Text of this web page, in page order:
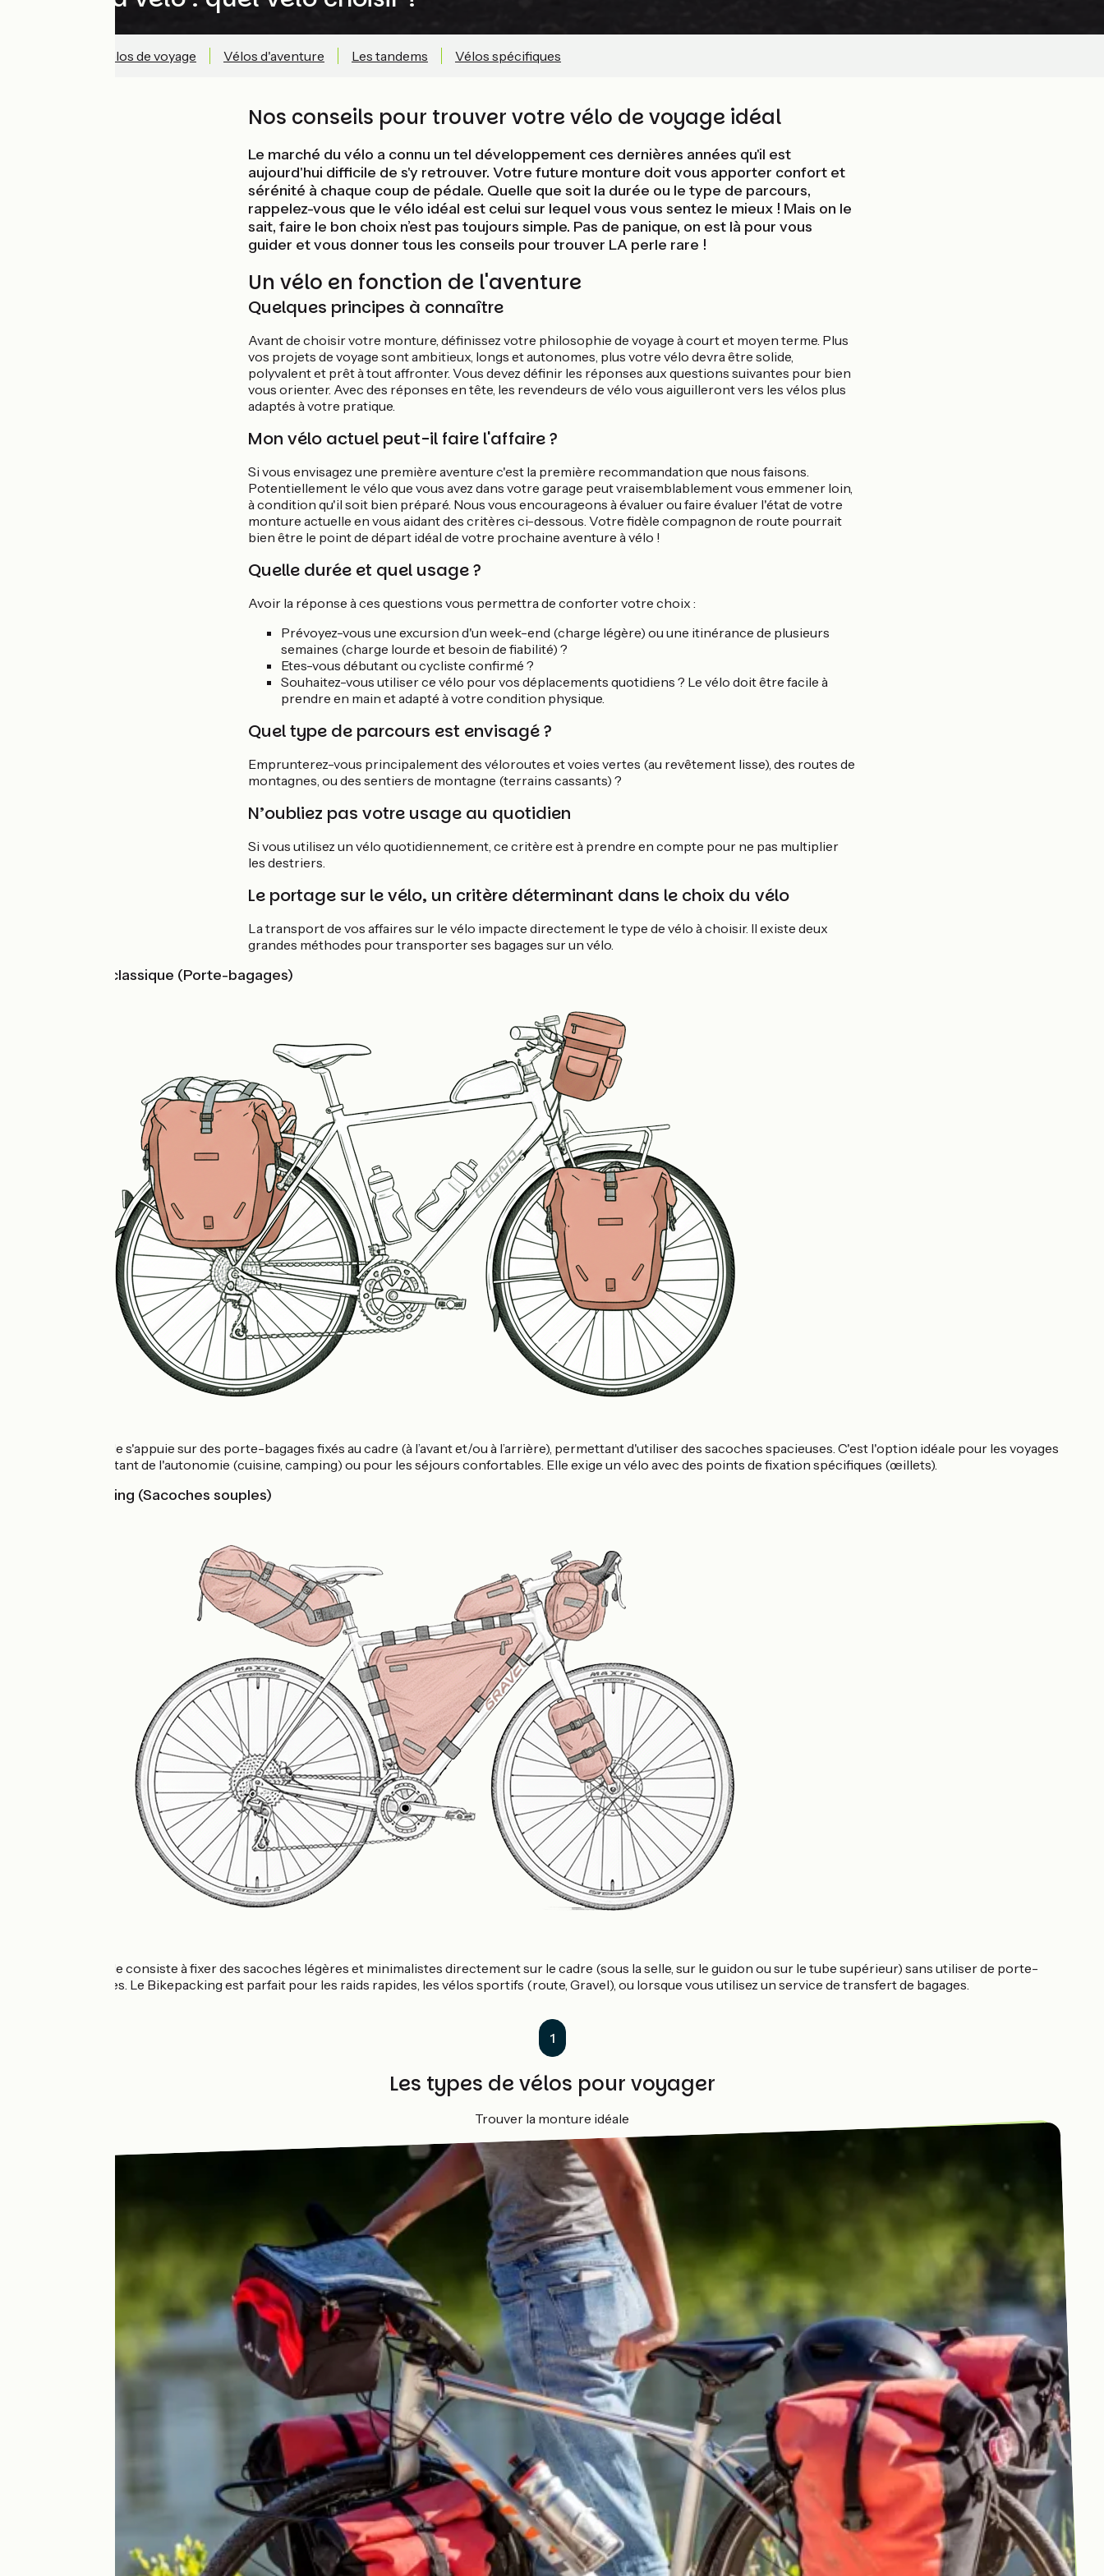
Vélos de voyage Vélos d'aventure Les tandems Vélos spécifiques
Nos conseils pour trouver votre vélo de voyage idéal
Le marché du vélo a connu un tel développement ces dernières années qu'il est
aujourd'hui difficile de s'y retrouver. Votre future monture doit vous apporter confort et
sérénité à chaque coup de pédale. Quelle que soit la durée ou le type de parcours,
rappelez-vous que le vélo idéal est celui sur lequel vous vous sentez le mieux ! Mais on le
sait, faire le bon choix n’est pas toujours simple. Pas de panique, on est là pour vous
guider et vous donner tous les conseils pour trouver LA perle rare !
Un vélo en fonction de l'aventure
Quelques principes à connaître
Avant de choisir votre monture, définissez votre philosophie de voyage à court et moyen terme. Plus
vos projets de voyage sont ambitieux, longs et autonomes, plus votre vélo devra être solide,
polyvalent et prêt à tout affronter. Vous devez définir les réponses aux questions suivantes pour bien
vous orienter. Avec des réponses en tête, les revendeurs de vélo vous aiguilleront vers les vélos plus
adaptés à votre pratique.
Mon vélo actuel peut-il faire l'affaire ?
Si vous envisagez une première aventure c'est la première recommandation que nous faisons.
Potentiellement le vélo que vous avez dans votre garage peut vraisemblablement vous emmener loin,
à condition qu'il soit bien préparé. Nous vous encourageons à évaluer ou faire évaluer l'état de votre
monture actuelle en vous aidant des critères ci-dessous. Votre fidèle compagnon de route pourrait
bien être le point de départ idéal de votre prochaine aventure à vélo !
Quelle durée et quel usage ?
Avoir la réponse à ces questions vous permettra de conforter votre choix :
Prévoyez-vous une excursion d'un week-end (charge légère) ou une itinérance de plusieurs
semaines (charge lourde et besoin de fiabilité) ?
Etes-vous débutant ou cycliste confirmé ?
Souhaitez-vous utiliser ce vélo pour vos déplacements quotidiens ? Le vélo doit être facile à
prendre en main et adapté à votre condition physique.
Quel type de parcours est envisagé ?
Emprunterez-vous principalement des véloroutes et voies vertes (au revêtement lisse), des routes de
montagnes, ou des sentiers de montagne (terrains cassants) ?
N’oubliez pas votre usage au quotidien
Si vous utilisez un vélo quotidiennement, ce critère est à prendre en compte pour ne pas multiplier
les destriers.
Le portage sur le vélo, un critère déterminant dans le choix du vélo
La transport de vos affaires sur le vélo impacte directement le type de vélo à choisir. Il existe deux
grandes méthodes pour transporter ses bagages sur un vélo.
Le Portage classique (Porte-bagages)
Cette méthode s'appuie sur des porte-bagages fixés au cadre (à l’avant et/ou à l’arrière), permettant d'utiliser des sacoches spacieuses. C'est l'option idéale pour les voyages
longs nécessitant de l'autonomie (cuisine, camping) ou pour les séjours confortables. Elle exige un vélo avec des points de fixation spécifiques (œillets).
Le Bikepacking (Sacoches souples)
Cette méthode consiste à fixer des sacoches légères et minimalistes directement sur le cadre (sous la selle, sur le guidon ou sur le tube supérieur) sans utiliser de porte-
bagages rigides. Le Bikepacking est parfait pour les raids rapides, les vélos sportifs (route, Gravel), ou lorsque vous utilisez un service de transfert de bagages.
1
Les types de vélos pour voyager
Trouver la monture idéale